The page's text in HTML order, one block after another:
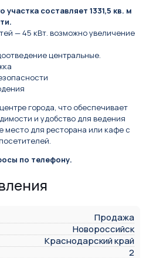
составляет 1331,5 кв. м
— 45 кВт. возможно увеличение
центральные.
города, что обеспечивает
и удобство для ведения
место для ресторана или кафе с
по телефону.
Продажа
Новороссийск
Краснодарский край
2